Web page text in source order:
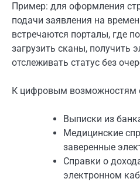
Пример: для оформления
подачи заявления на
встречаются порталы, где
загрузить сканы, получить
отслеживать статус без
К цифровым возможностям
Выписки из
Медицинские
заверенные
Справки о
электронном